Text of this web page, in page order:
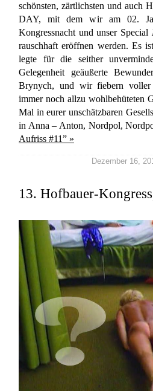
schönsten, zärtlichsten und auch
DAY, mit dem wir am 02.
Kongressnacht und unser Special
rauschhaft eröffnen werden. Es
legte für die seither
Gelegenheit geäußerte
Brynych, und wir fiebern voller
immer noch allzu wohlbehüteten
Mal in eurer unschätzbaren
in Anna – Anton, Nordpol,
Aufriss #11” »
Dezember 16,
13. Hofbauer-